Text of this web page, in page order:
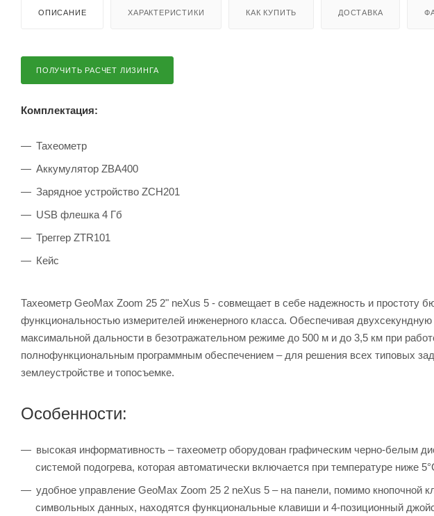
ОПИСАНИЕ ХАРАКТЕРИСТИКИ КАК КУПИТЬ ДОСТАВКА
ПОЛУЧИТЬ РАСЧЕТ ЛИЗИНГА
Комплектация:
Тахеометр
Аккумулятор ZBA400
Зарядное устройство ZCH201
USB флешка 4 Гб
Треггер ZTR101
Кейс
Тахеометр GeoMax Zoom 25 2" neXus 5 - совмещает в себе надежность и простоту
функциональностью измерителей инженерного класса. Обеспечивая
максимальной дальности в безотражательном режиме до 500 м и до 3,5 км при
полнофункциональным программным обеспечением – для решения всех типовых
землеустройстве и топосъемке.
Особенности:
высокая информативность – тахеометр оборудован графическим черно-белым
системой подогрева, которая автоматически включается при температуре ниже
удобное управление GeoMax Zoom 25 2 neXus 5 – на панели, помимо кнопочной
символьных данных, находятся функциональные клавиши и 4-позиционный